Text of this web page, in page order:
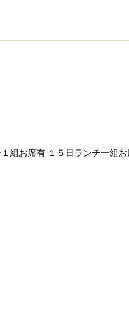
組お席有 １５日ランチ一組